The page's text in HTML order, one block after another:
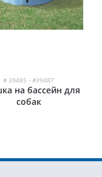
# 39485 - #39487
на бассейн для
собак